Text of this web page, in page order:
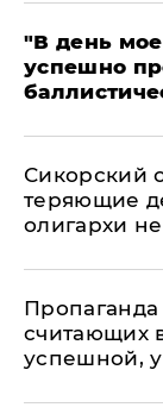
​"В день
успешно
Сикорский
теряющие
олигархи
​Пропаганда
считающих
успешной,